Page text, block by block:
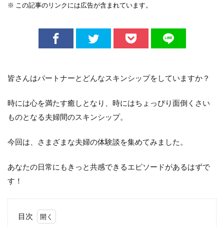
※ この記事のリンクには広告が含まれています。
皆さんはパートナーとどんなスキンシップをしていますか？
時には心を満たす癒しとなり、時にはちょっぴり面倒くさい
ものとなる夫婦間のスキンシップ。
今回は、さまざまな夫婦の体験談を集めてみました。
あなたの日常にもきっと共感できるエピソードがあるはずで
す！
目次